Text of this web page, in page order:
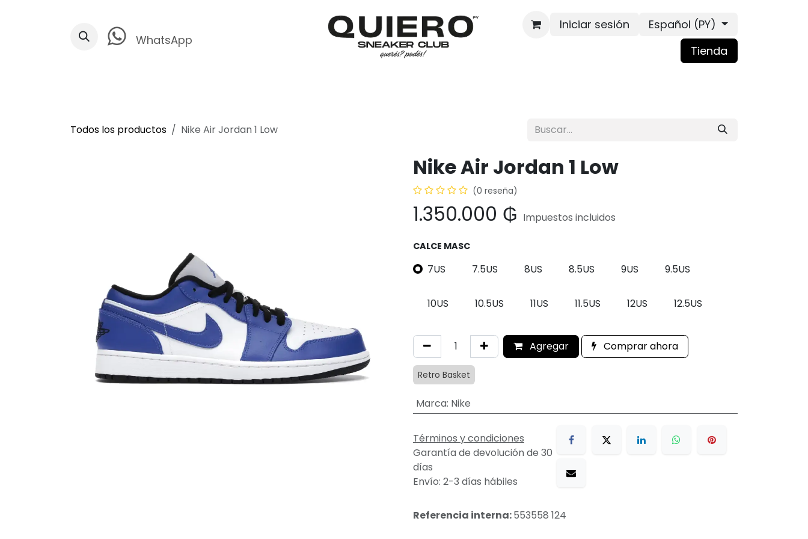
WhatsApp
Iniciar sesión
Español (PY)
Tienda
Todos los productos Nike Air Jordan 1 Low
Nike Air Jordan 1 Low
(0 reseña)
1.350.000 ₲ Impuestos incluidos
CALCE MASC
7US 7.5US 8US 8.5US 9US 9.5US
10US 10.5US 11US 11.5US 12US 12.5US
Agregar Comprar ahora
Retro Basket
Marca: Nike
Términos y condiciones
Garantía de devolución de 30
días
Envío: 2-3 días hábiles
Referencia interna:553558 124